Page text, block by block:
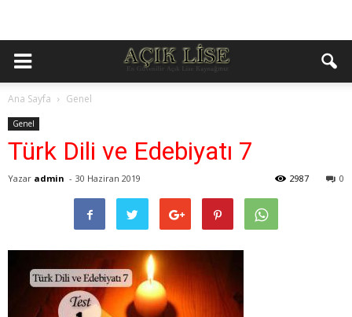
Ana Sayfa Genel
Genel
Türk Dili ve Edebiyatı 7
Yazar admin - 30 Haziran 2019 0
2987